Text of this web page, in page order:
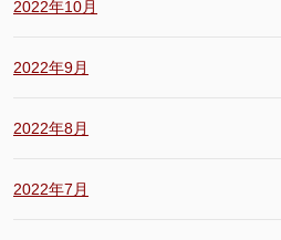
2022年10月
2022年9月
2022年8月
2022年7月